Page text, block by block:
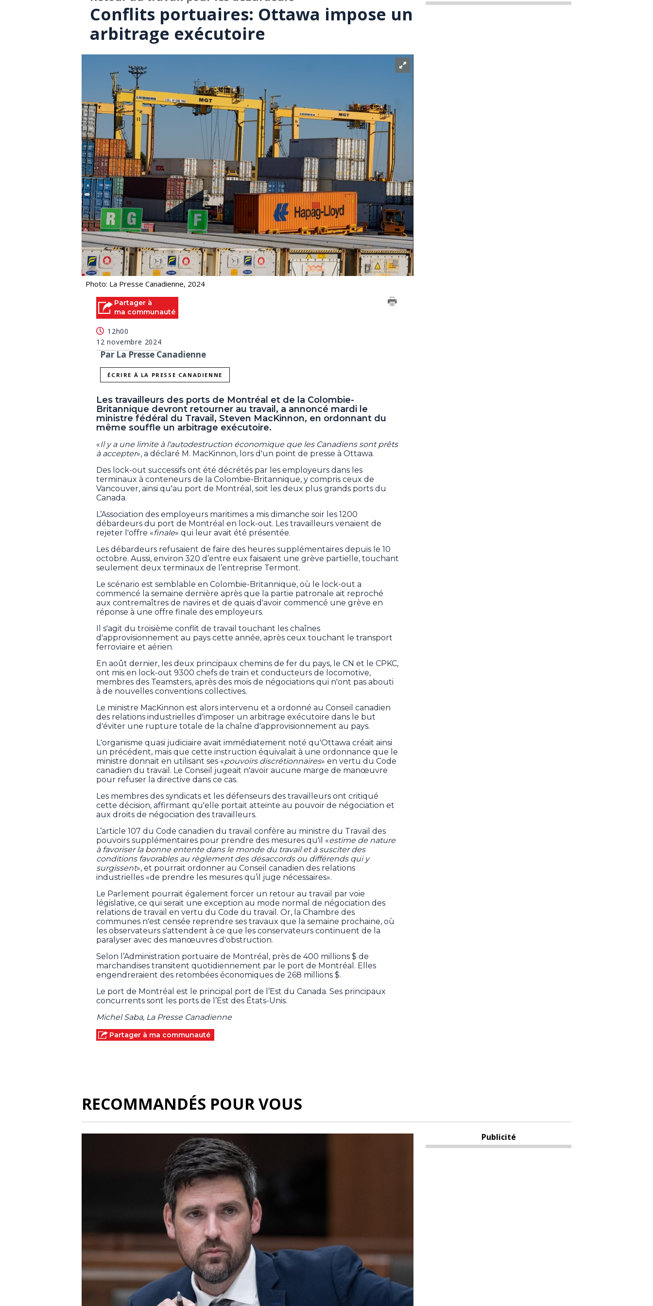
Conflits portuaires: Ottawa impose un
arbitrage exécutoire
Photo: La Presse Canadienne, 2024
Partager à
ma communauté
12h00
12 novembre 2024
Par La Presse Canadienne
ÉCRIRE À LA PRESSE CANADIENNE
Les travailleurs des ports de Montréal et de la Colombie-
Britannique devront retourner au travail, a annoncé mardi le
ministre fédéral du Travail, Steven MacKinnon, en ordonnant du
même souffle un arbitrage exécutoire.
«Il y a une limite à l'autodestruction économique que les Canadiens sont prêts
à accepter», a déclaré M. MacKinnon, lors d'un point de presse à Ottawa.
Des lock-out successifs ont été décrétés par les employeurs dans les
terminaux à conteneurs de la Colombie-Britannique, y compris ceux de
Vancouver, ainsi qu'au port de Montréal, soit les deux plus grands ports du
Canada.
L’Association des employeurs maritimes a mis dimanche soir les 1200
débardeurs du port de Montréal en lock-out. Les travailleurs venaient de
rejeter l'offre «finale» qui leur avait été présentée.
Les débardeurs refusaient de faire des heures supplémentaires depuis le 10
octobre. Aussi, environ 320 d’entre eux faisaient une grève partielle, touchant
seulement deux terminaux de l’entreprise Termont.
Le scénario est semblable en Colombie-Britannique, où le lock-out a
commencé la semaine dernière après que la partie patronale ait reproché
aux contremaîtres de navires et de quais d'avoir commencé une grève en
réponse à une offre finale des employeurs.
Il s'agit du troisième conflit de travail touchant les chaînes
d'approvisionnement au pays cette année, après ceux touchant le transport
ferroviaire et aérien.
En août dernier, les deux principaux chemins de fer du pays, le CN et le CPKC,
ont mis en lock-out 9300 chefs de train et conducteurs de locomotive,
membres des Teamsters, après des mois de négociations qui n'ont pas abouti
à de nouvelles conventions collectives.
Le ministre MacKinnon est alors intervenu et a ordonné au Conseil canadien
des relations industrielles d'imposer un arbitrage exécutoire dans le but
d'éviter une rupture totale de la chaîne d'approvisionnement au pays.
L'organisme quasi judiciaire avait immédiatement noté qu'Ottawa créait ainsi
un précédent, mais que cette instruction équivalait à une ordonnance que le
ministre donnait en utilisant ses «pouvoirs discrétionnaires» en vertu du Code
canadien du travail. Le Conseil jugeait n'avoir aucune marge de manœuvre
pour refuser la directive dans ce cas.
Les membres des syndicats et les défenseurs des travailleurs ont critiqué
cette décision, affirmant qu'elle portait atteinte au pouvoir de négociation et
aux droits de négociation des travailleurs.
L’article 107 du Code canadien du travail confère au ministre du Travail des
pouvoirs supplémentaires pour prendre des mesures qu'il «estime de nature
à favoriser la bonne entente dans le monde du travail et à susciter des
conditions favorables au règlement des désaccords ou différends qui y
surgissent», et pourrait ordonner au Conseil canadien des relations
industrielles «de prendre les mesures qu’il juge nécessaires».
Le Parlement pourrait également forcer un retour au travail par voie
législative, ce qui serait une exception au mode normal de négociation des
relations de travail en vertu du Code du travail. Or, la Chambre des
communes n'est censée reprendre ses travaux que la semaine prochaine, où
les observateurs s'attendent à ce que les conservateurs continuent de la
paralyser avec des manœuvres d'obstruction.
Selon l’Administration portuaire de Montréal, près de 400 millions $ de
marchandises transitent quotidiennement par le port de Montréal. Elles
engendreraient des retombées économiques de 268 millions $.
Le port de Montréal est le principal port de l’Est du Canada. Ses principaux
concurrents sont les ports de l’Est des États-Unis.
Michel Saba, La Presse Canadienne
Partager à ma communauté
RECOMMANDÉS POUR VOUS
Publicité